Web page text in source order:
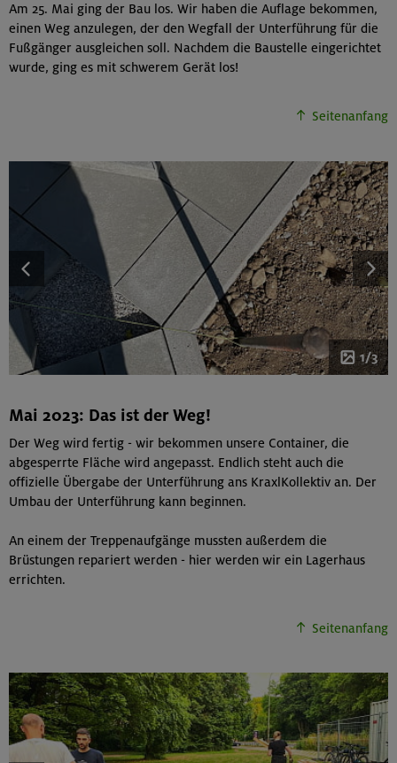
Am 25. Mai ging der Bau los. Wir haben die Auflage bekommen,
einen Weg anzulegen, der den Wegfall der Unterführung für die
Fußgänger ausgleichen soll. Nachdem die Baustelle eingerichtet
wurde, ging es mit schwerem Gerät los!
Seitenanfang
1/3
Mai 2023: Das ist der Weg!
Der Weg wird fertig - wir bekommen unsere Container, die
abgesperrte Fläche wird angepasst. Endlich steht auch die
offizielle Übergabe der Unterführung ans KraxlKollektiv an. Der
Umbau der Unterführung kann beginnen.
An einem der Treppenaufgänge mussten außerdem die
Brüstungen repariert werden - hier werden wir ein Lagerhaus
errichten.
Seitenanfang